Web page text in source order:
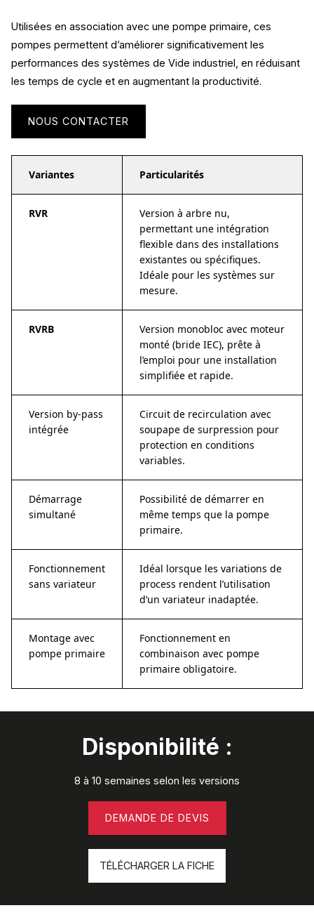
Utilisées en association avec une pompe primaire, ces
pompes permettent d’améliorer significativement les
performances des systèmes de Vide industriel, en réduisant
les temps de cycle et en augmentant la productivité.
NOUS CONTACTER
Variantes Particularités
RVR
Version à arbre nu,
permettant une intégration
flexible dans des installations
existantes ou spécifiques.
Idéale pour les systèmes sur
mesure.
RVRB
Version monobloc avec moteur
monté (bride IEC), prête à
l’emploi pour une installation
simplifiée et rapide.
Version by-pass
intégrée
Circuit de recirculation avec
soupape de surpression pour
protection en conditions
variables.
Démarrage
simultané
Possibilité de démarrer en
même temps que la pompe
primaire.
Fonctionnement
sans variateur
Idéal lorsque les variations de
process rendent l’utilisation
d’un variateur inadaptée.
Montage avec
pompe primaire
Fonctionnement en
combinaison avec pompe
primaire obligatoire.
Disponibilité :
8 à 10 semaines selon les versions
DEMANDE DE DEVIS
TÉLÉCHARGER LA FICHE